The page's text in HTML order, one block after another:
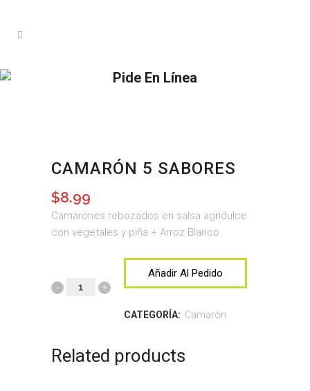
Pide En Línea
CAMARÓN 5 SABORES
$8.99
Camarones rebozados en salsa agridulce
con vegetales y piña + Arroz Blanco
Añadir Al Pedido
CATEGORÍA: Camarón
Related products